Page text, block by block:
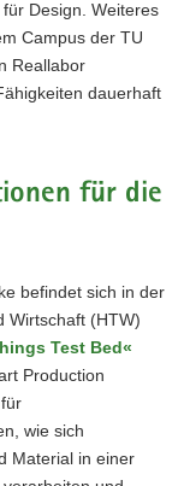
Design. Weiteres
Campus der TU
Reallabor
dauerhaft
für die
befindet sich in der
Wirtschaft (HTW)
Test Bed«
Production
wie sich
Material in einer